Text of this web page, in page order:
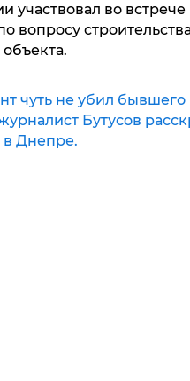
участвовал во встрече
вопросу
чуть не убил бывшего
Бутусов
Днепре.